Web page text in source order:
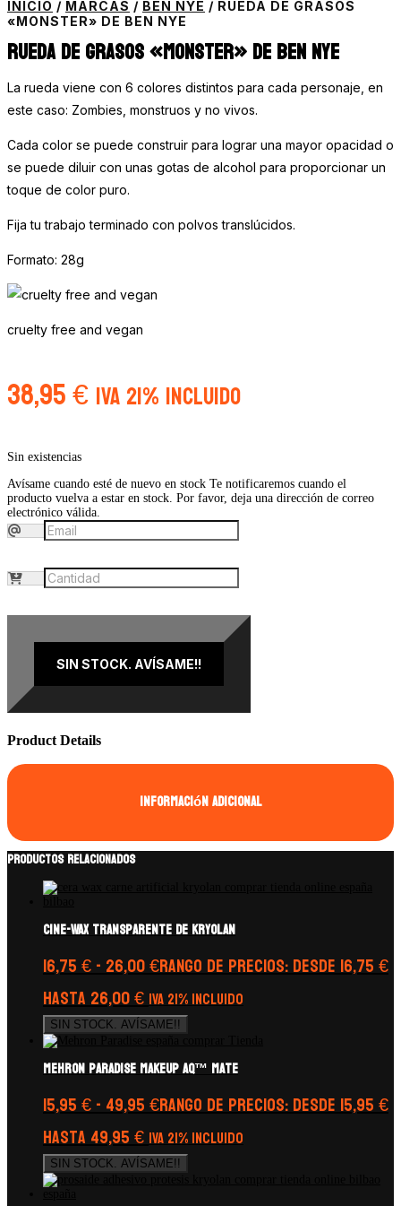
INICIO / MARCAS / BEN NYE / RUEDA DE GRASOS
«MONSTER» DE BEN NYE
Rueda de grasos «Monster» de Ben Nye
La rueda viene con 6 colores distintos para cada personaje, en
este caso: Zombies, monstruos y no vivos.
Cada color se puede construir para lograr una mayor opacidad o
se puede diluir con unas gotas de alcohol para proporcionar un
toque de color puro.
Fija tu trabajo terminado con polvos translúcidos.
Formato: 28g
cruelty free and vegan
38,95€IVA 21% Incluido
Sin existencias
Avísame cuando esté de nuevo en stock Te notificaremos cuando el
producto vuelva a estar en stock. Por favor, deja una dirección de correo
electrónico válida.
SIN STOCK. AVÍSAME!!
Product Details
Información adicional
Productos relacionados
CINE-WAX transparente de Kryolan
16,75€-26,00€Rango de precios: desde 16,75 €
hasta 26,00 € IVA 21% Incluido
SIN STOCK. AVÍSAME!!
Mehron Paradise Makeup AQ™ Mate
15,95€-49,95€Rango de precios: desde 15,95 €
hasta 49,95 € IVA 21% Incluido
SIN STOCK. AVÍSAME!!